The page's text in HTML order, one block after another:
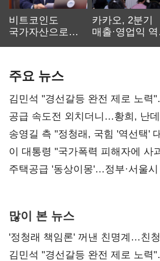
비트코인도
국가자산으로…'
카카오, 2분기
매출·영업익 역
주요 뉴스
김민석 "경선갈등 완전 제로 노력
사과부터"
공급 속도전 외치더니…황희, 난
리모델링' 제안
송영길 측 "정청래, 국힘 '역선택'
총선 지휘 못해"
이 대통령 "국가폭력 피해자에 사
진실 밝혀야"
주택공급 '동상이몽'…정부·서울
많이 본 뉴스
'정청래 책임론' 꺼낸 친명계…친
때리기
김민석 "경선갈등 완전 제로 노력